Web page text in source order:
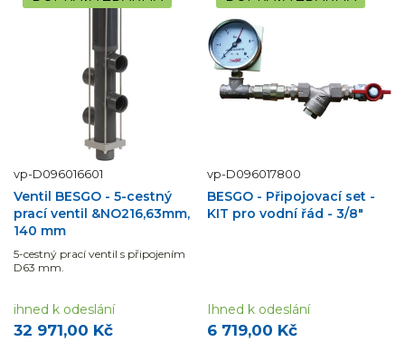
vp-D096016601
Ventil BESGO - 5-cestný
prací ventil &NO216,63mm,
140 mm
5-cestný prací ventil s připojením
D63 mm.
32 971,00 Kč
ihned k odeslání
vp-D096017800
BESGO - Připojovací set -
KIT pro vodní řád - 3/8"
6 719,00 Kč
Ihned k odeslání